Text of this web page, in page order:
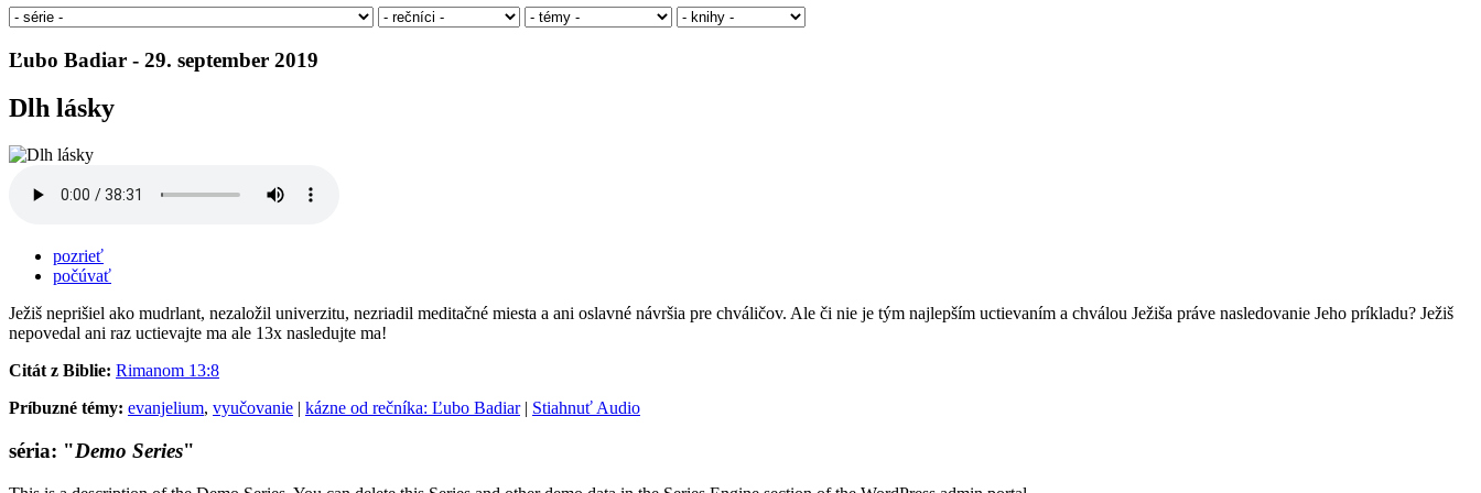
Ľubo Badiar - 29. september 2019
Dlh lásky
pozrieť
počúvať
Ježiš neprišiel ako mudrlant, nezaložil univerzitu, nezriadil meditačné miesta a ani oslavné návršia pre chváličov. Ale či nie je tým najlepším uctievaním a chválou Ježiša práve nasledovanie Jeho príkladu? Ježiš
nepovedal ani raz uctievajte ma ale 13x nasledujte ma!
Citát z Biblie: Rimanom 13:8
Príbuzné témy: evanjelium, vyučovanie | kázne od rečníka: Ľubo Badiar| Stiahnuť Audio
séria: "Demo Series"